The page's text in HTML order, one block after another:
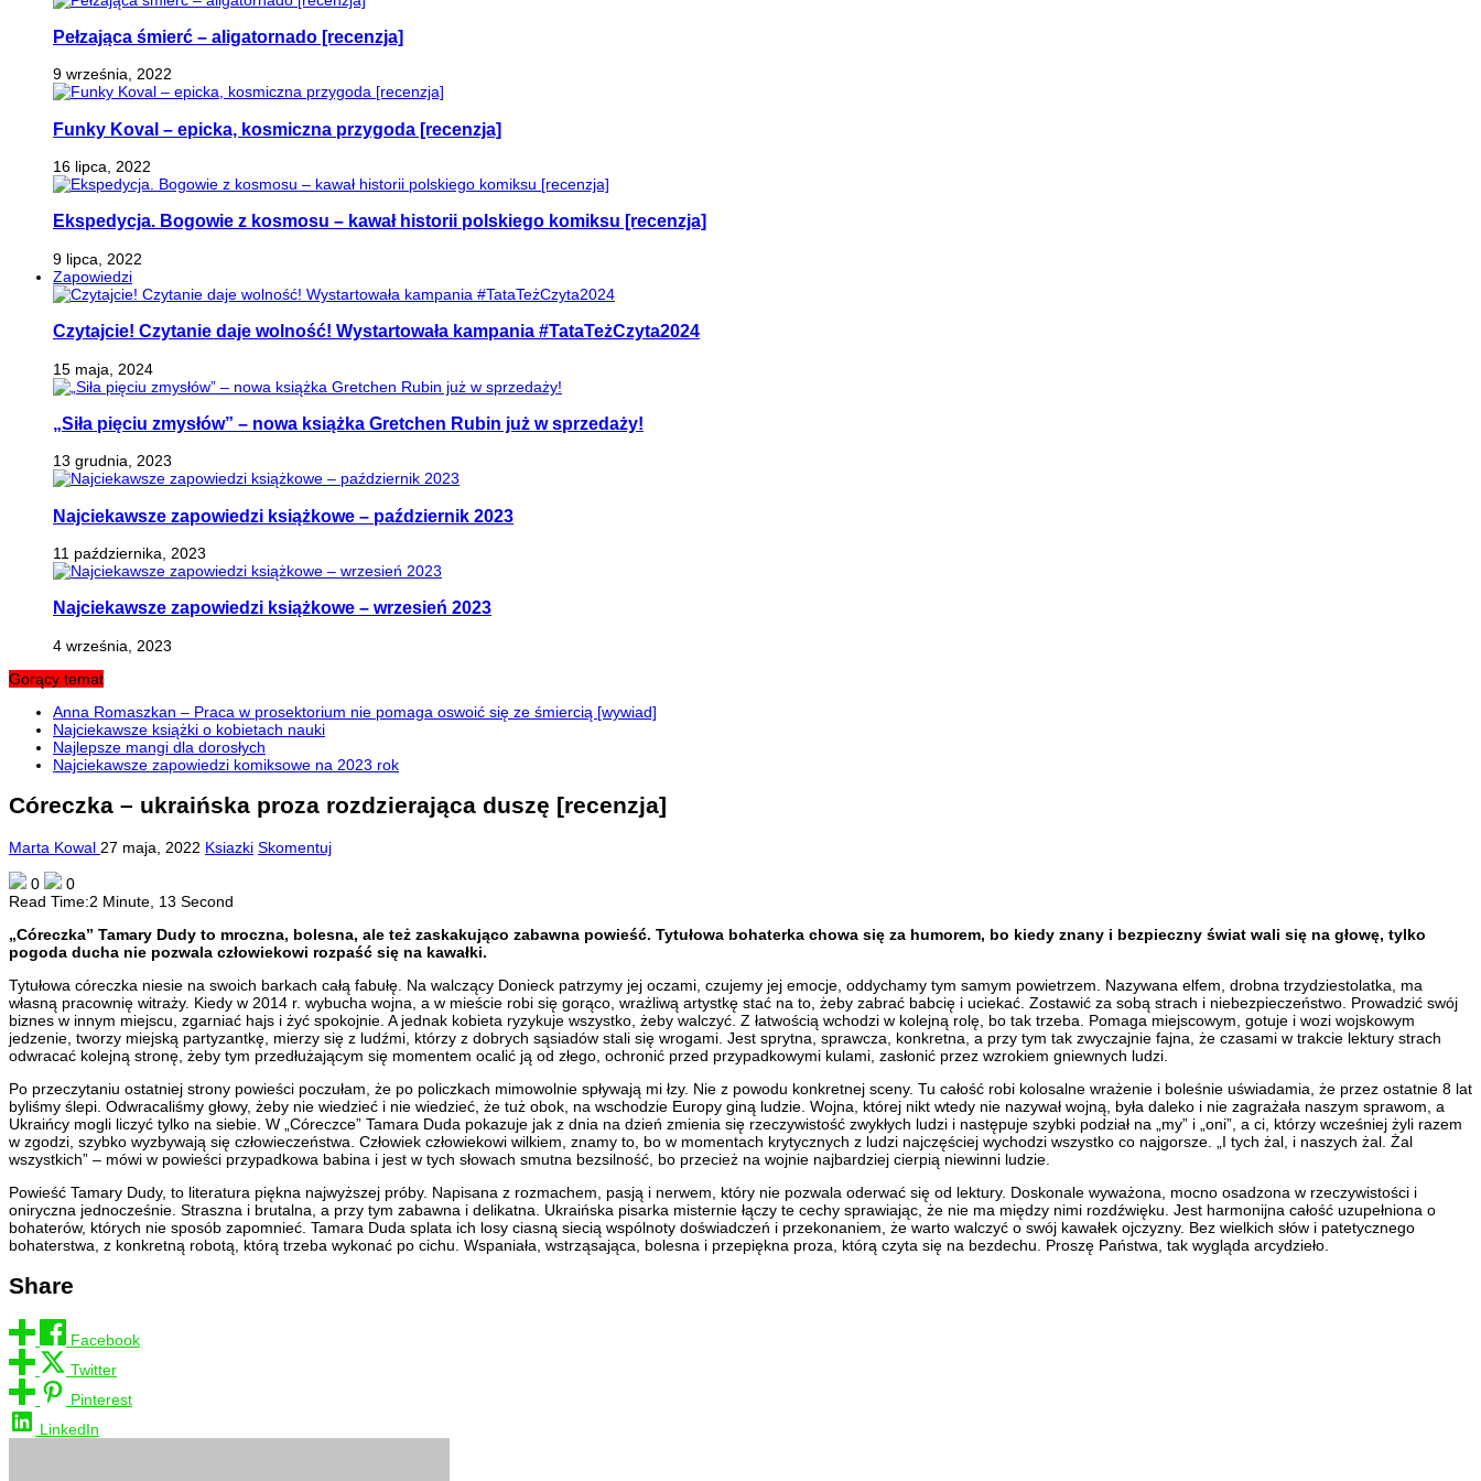
Pełzająca śmierć – aligatornado [recenzja]
9 września, 2022
Funky Koval – epicka, kosmiczna przygoda [recenzja]
16 lipca, 2022
Ekspedycja. Bogowie z kosmosu – kawał historii polskiego komiksu [recenzja]
9 lipca, 2022
Zapowiedzi
Czytajcie! Czytanie daje wolność! Wystartowała kampania #TataTeżCzyta2024
15 maja, 2024
„Siła pięciu zmysłów” – nowa książka Gretchen Rubin już w sprzedaży!
13 grudnia, 2023
Najciekawsze zapowiedzi książkowe – październik 2023
11 października, 2023
Najciekawsze zapowiedzi książkowe – wrzesień 2023
4 września, 2023
Gorący temat
Anna Romaszkan – Praca w prosektorium nie pomaga oswoić się ze śmiercią [wywiad]
Najciekawsze książki o kobietach nauki
Najlepsze mangi dla dorosłych
Najciekawsze zapowiedzi komiksowe na 2023 rok
Córeczka – ukraińska proza rozdzierająca duszę [recenzja]
Marta Kowal 27 maja, 2022 Ksiazki Skomentuj
0
0
Read Time:2 Minute, 13 Second
„Córeczka” Tamary Dudy to mroczna, bolesna, ale też zaskakująco zabawna powieść. Tytułowa bohaterka chowa się za humorem, bo kiedy znany i bezpieczny świat wali się na głowę, tylko
pogoda ducha nie pozwala człowiekowi rozpaść się na kawałki.
Tytułowa córeczka niesie na swoich barkach całą fabułę. Na walczący Donieck patrzymy jej oczami, czujemy jej emocje, oddychamy tym samym powietrzem. Nazywana elfem, drobna trzydziestolatka, ma
własną pracownię witraży. Kiedy w 2014 r. wybucha wojna, a w mieście robi się gorąco, wrażliwą artystkę stać na to, żeby zabrać babcię i uciekać. Zostawić za sobą strach i niebezpieczeństwo. Prowadzić swój
biznes w innym miejscu, zgarniać hajs i żyć spokojnie. A jednak kobieta ryzykuje wszystko, żeby walczyć. Z łatwością wchodzi w kolejną rolę, bo tak trzeba. Pomaga miejscowym, gotuje i wozi wojskowym
jedzenie, tworzy miejską partyzantkę, mierzy się z ludźmi, którzy z dobrych sąsiadów stali się wrogami. Jest sprytna, sprawcza, konkretna, a przy tym tak zwyczajnie fajna, że czasami w trakcie lektury strach
odwracać kolejną stronę, żeby tym przedłużającym się momentem ocalić ją od złego, ochronić przed przypadkowymi kulami, zasłonić przez wzrokiem gniewnych ludzi.
Po przeczytaniu ostatniej strony powieści poczułam, że po policzkach mimowolnie spływają mi łzy. Nie z powodu konkretnej sceny. Tu całość robi kolosalne wrażenie i boleśnie uświadamia, że przez ostatnie 8 lat
byliśmy ślepi. Odwracaliśmy głowy, żeby nie wiedzieć i nie wiedzieć, że tuż obok, na wschodzie Europy giną ludzie. Wojna, której nikt wtedy nie nazywał wojną, była daleko i nie zagrażała naszym sprawom, a
Ukraińcy mogli liczyć tylko na siebie. W „Córeczce” Tamara Duda pokazuje jak z dnia na dzień zmienia się rzeczywistość zwykłych ludzi i następuje szybki podział na „my” i „oni”, a ci, którzy wcześniej żyli razem
w zgodzi, szybko wyzbywają się człowieczeństwa. Człowiek człowiekowi wilkiem, znamy to, bo w momentach krytycznych z ludzi najczęściej wychodzi wszystko co najgorsze. „I tych żal, i naszych żal. Żal
wszystkich” – mówi w powieści przypadkowa babina i jest w tych słowach smutna bezsilność, bo przecież na wojnie najbardziej cierpią niewinni ludzie.
Powieść Tamary Dudy, to literatura piękna najwyższej próby. Napisana z rozmachem, pasją i nerwem, który nie pozwala oderwać się od lektury. Doskonale wyważona, mocno osadzona w rzeczywistości i
oniryczna jednocześnie. Straszna i brutalna, a przy tym zabawna i delikatna. Ukraińska pisarka misternie łączy te cechy sprawiając, że nie ma między nimi rozdźwięku. Jest harmonijna całość uzupełniona o
bohaterów, których nie sposób zapomnieć. Tamara Duda splata ich losy ciasną siecią wspólnoty doświadczeń i przekonaniem, że warto walczyć o swój kawałek ojczyzny. Bez wielkich słów i patetycznego
bohaterstwa, z konkretną robotą, którą trzeba wykonać po cichu. Wspaniała, wstrząsająca, bolesna i przepiękna proza, którą czyta się na bezdechu. Proszę Państwa, tak wygląda arcydzieło.
Share
Facebook
Twitter
Pinterest
LinkedIn